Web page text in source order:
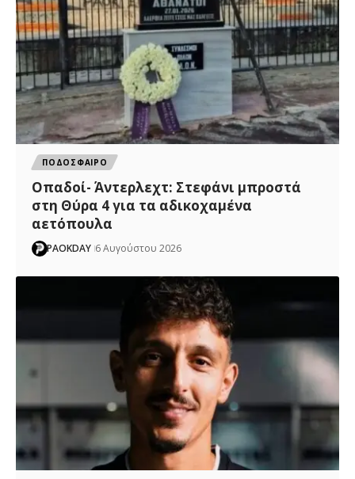
ΠΟΔΟΣΦΑΙΡΟ
Οπαδοί- Άντερλεχτ: Στεφάνι μπροστά
στη Θύρα 4 για τα αδικοχαμένα
αετόπουλα
PAOKDAY 6 Αυγούστου 2026